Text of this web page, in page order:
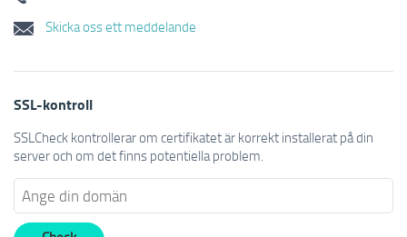
Skicka oss ett meddelande
SSL-kontroll
SSLCheck kontrollerar om certifikatet är korrekt installerat på din
server och om det finns potentiella problem.